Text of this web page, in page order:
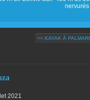
nervurés
<< KAYAK À
2021